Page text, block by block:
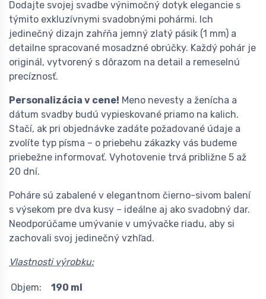
Dodajte svojej svadbe výnimočný dotyk elegancie s
týmito exkluzívnymi svadobnými pohármi. Ich
jedinečný dizajn zahŕňa jemný zlatý pásik (1 mm) a
detailne spracované mosadzné obrúčky. Každý pohár je
originál, vytvorený s dôrazom na detail a remeselnú
precíznosť.
Personalizácia v cene! Meno nevesty a ženícha a
dátum svadby budú vypieskované priamo na kalich.
Stačí, ak pri objednávke zadáte požadované údaje a
zvolíte typ písma – o priebehu zákazky vás budeme
priebežne informovať. Vyhotovenie trvá približne 5 až
20 dní.
Poháre sú zabalené v elegantnom čierno-sivom balení
s výsekom pre dva kusy – ideálne aj ako svadobný dar.
Neodporúčame umývanie v umývačke riadu, aby si
zachovali svoj jedinečný vzhľad.
Vlastnosti výrobku:
Objem:
190 ml